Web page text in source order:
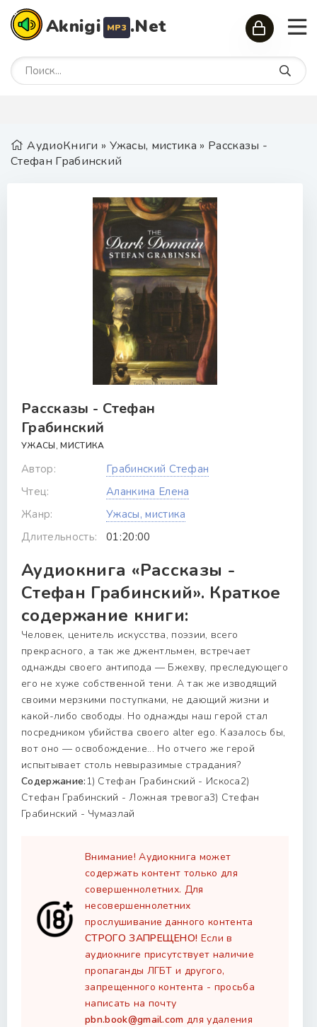
Aknigi MP3 .Net
АудиоКниги » Ужасы, мистика » Рассказы -
Стефан Грабинский
Рассказы - Стефан
Грабинский
УЖАСЫ, МИСТИКА
Автор:
Грабинский Стефан
Чтец:
Аланкина Елена
Жанр:
Ужасы, мистика
Длительность:
01:20:00
Аудиокнига «Рассказы -
Стефан Грабинский». Краткое
содержание книги:
Человек, ценитель искусства, поэзии, всего
прекрасного, а так же джентльмен, встречает
однажды своего антипода — Бжехву, преследующего
его не хуже собственной тени. А так же изводящий
своими мерзкими поступками, не дающий жизни и
какой-либо свободы. Но однажды наш герой стал
посредником убийства своего alter ego. Казалось бы,
вот оно — освобождение... Но отчего же герой
испытывает столь невыразимые страдания?
Содержание:1) Стефан Грабинский - Искоса2)
Стефан Грабинский - Ложная тревога3) Стефан
Грабинский - Чумазлай
Внимание! Аудиокнига может
содержать контент только для
совершеннолетних. Для
несовершеннолетних
прослушивание данного контента
СТРОГО ЗАПРЕЩЕНО! Если в
аудиокниге присутствует наличие
пропаганды ЛГБТ и другого,
запрещенного контента - просьба
написать на почту
pbn.book@gmail.com для удаления